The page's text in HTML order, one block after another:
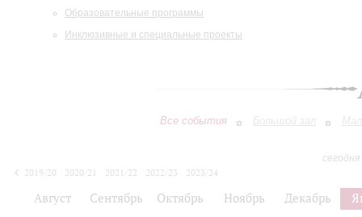
Образовательные программы
Инклюзивные и специальные проекты
Все события Большой зал
2019/20
2020/21 2021/22 2022/23
2023/24
Август Сентябрь Октябрь Ноябрь Декабрь